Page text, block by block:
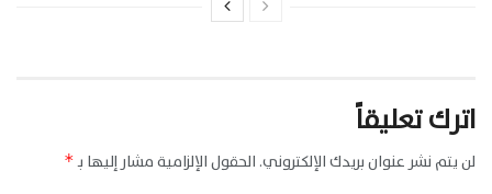
اترك تعليقاً
لن يتم نشر عنوان بريدك الإلكتروني. الحقول الإلزامية مشار إليها بـ*